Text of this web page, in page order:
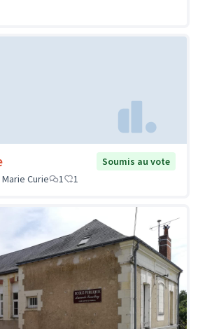
Soumis au vote
Curie
1 1